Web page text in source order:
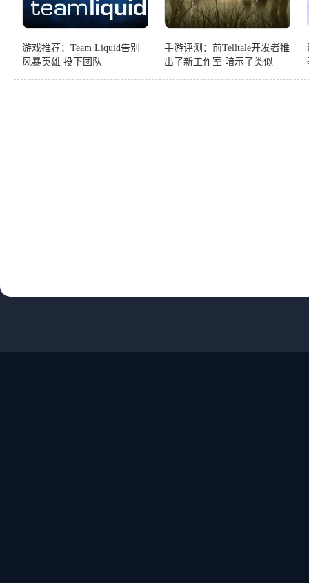
游戏推荐：Team Liquid告别
风暴英雄 投下团队
手游评测：前Telltale开发者推
出了新工作室 暗示了类似